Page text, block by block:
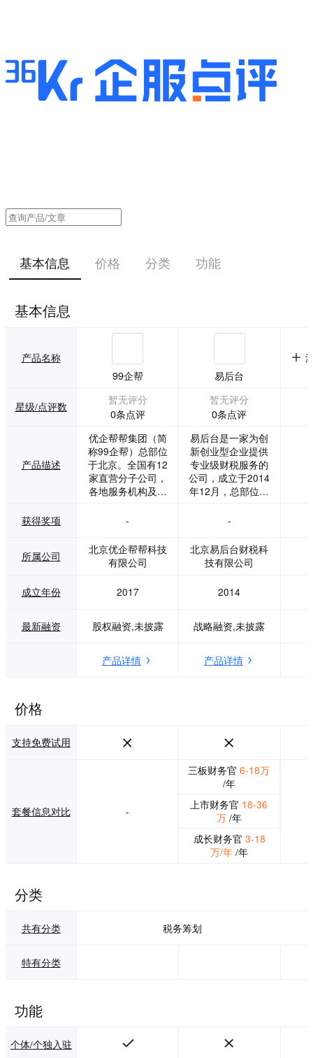
基本信息 价格 分类 功能
基本信息
产品名称
99企帮
易后台
星级/点评数
暂无评分
0条点评
暂无评分
0条点评
产品描述
优企帮帮集团（简
称99企帮）总部位
于北京。全国有12
家直营分子公司，
各地服务机构及渠
南、青岛、石家
庄、南京、沈阳、
郑州、太原、西
武汉、长沙、杭
几个城市。 在服务
创立之初就秉持着
的、稳定的、可靠
务体系，为企业在
易后台是一家为创
新创业型企业提供
专业级财税服务的
公司，成立于2014
年12月，总部位于
启。 会计到家：为
用户提供颠覆传统
代理记账服务的互
产品，将传统的单
的代理记账服务提
税服务。 财税锦
水平、财税合规水
平。 精易理财：为
用户提供基于财务
历史和预算数据分
析的，旨在提升企
业资金管理水平，
在保障安全性、流
动性的同时提升沉
获得奖项 - -
所属公司
北京优企帮帮科技
有限公司
北京易后台财税科
技有限公司
成立年份 2017 2014
最新融资 股权融资,未披露 战略融资,未披露
产品详情 产品详情
价格
支持免费试用
套餐信息对比 -
三板财务官6-18万
/年
上市财务官 18-36
万/年
成长财务官 3-18
万/年 /年
分类
共有分类 税务筹划
特有分类
功能
个体/个独入驻